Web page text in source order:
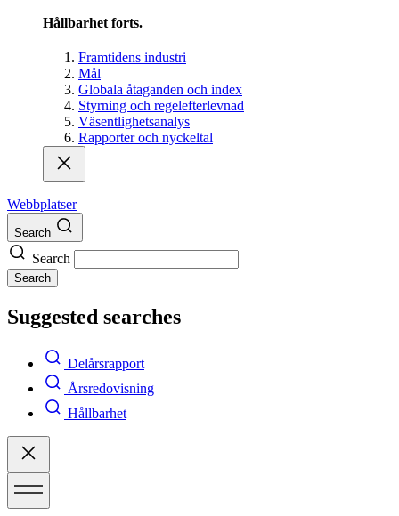
Hållbarhet forts.
Framtidens industri
Mål
Globala åtaganden och index
Styrning och regelefterlevnad
Väsentlighetsanalys
Rapporter och nyckeltal
Webbplatser
Search
Search
Search
Suggested searches
Delårsrapport
Årsredovisning
Hållbarhet